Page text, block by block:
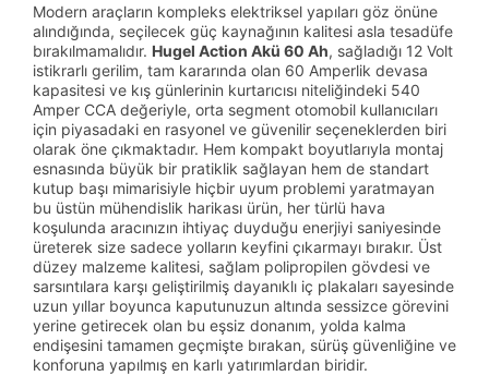
Modern araçların kompleks elektriksel yapıları göz önüne
alındığında, seçilecek güç kaynağının kalitesi asla tesadüfe
bırakılmamalıdır. Hugel Action Akü 60 Ah, sağladığı 12 Volt
istikrarlı gerilim, tam kararında olan 60 Amperlik devasa
kapasitesi ve kış günlerinin kurtarıcısı niteliğindeki 540
Amper CCA değeriyle, orta segment otomobil kullanıcıları
için piyasadaki en rasyonel ve güvenilir seçeneklerden biri
olarak öne çıkmaktadır. Hem kompakt boyutlarıyla montaj
esnasında büyük bir pratiklik sağlayan hem de standart
kutup başı mimarisiyle hiçbir uyum problemi yaratmayan
bu üstün mühendislik harikası ürün, her türlü hava
koşulunda aracınızın ihtiyaç duyduğu enerjiyi saniyesinde
üreterek size sadece yolların keyfini çıkarmayı bırakır. Üst
düzey malzeme kalitesi, sağlam polipropilen gövdesi ve
sarsıntılara karşı geliştirilmiş dayanıklı iç plakaları sayesinde
uzun yıllar boyunca kaputunuzun altında sessizce görevini
yerine getirecek olan bu eşsiz donanım, yolda kalma
endişesini tamamen geçmişte bırakan, sürüş güvenliğine ve
konforuna yapılmış en karlı yatırımlardan biridir.